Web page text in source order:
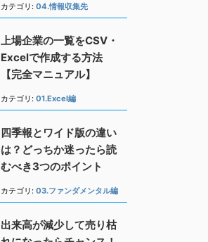
カテゴリ: 04.情報収集先
上場企業の一覧をCSV・
Excelで作成する方法
【完全マニュアル】
カテゴリ: 01.Excel編
四季報とワイド版の違い
は？どっちか迷ったら読
むべき3つのポイント
カテゴリ: 03.ファンダメンタル編
出来高が減少して売り枯